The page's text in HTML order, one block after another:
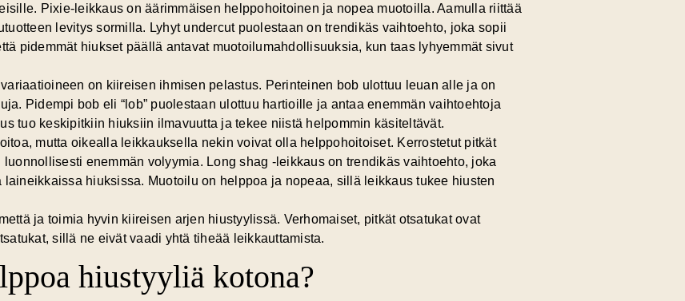
Pixie-leikkaus on äärimmäisen helppohoitoinen ja nopea muotoilla. Aamulla riittää
levitys sormilla. Lyhyt undercut puolestaan on trendikäs vaihtoehto, joka sopii
pidemmät hiukset päällä antavat muotoilumahdollisuuksia, kun taas lyhyemmät sivut
on kiireisen ihmisen pelastus. Perinteinen bob ulottuu leuan alle ja on
Pidempi bob eli “lob” puolestaan ulottuu hartioille ja antaa enemmän vaihtoehtoja
tuo keskipitkiin hiuksiin ilmavuutta ja tekee niistä helpommin käsiteltävät.
mutta oikealla leikkauksella nekin voivat olla helppohoitoiset. Kerrostetut pitkät
enemmän volyymia. Long shag -leikkaus on trendikäs vaihtoehto, joka
hiuksissa. Muotoilu on helppoa ja nopeaa, sillä leikkaus tukee hiusten
ja toimia hyvin kiireisen arjen hiustyylissä. Verhomaiset, pitkät otsatukat ovat
sillä ne eivät vaadi yhtä tiheää leikkauttamista.
hiustyyliä kotona?